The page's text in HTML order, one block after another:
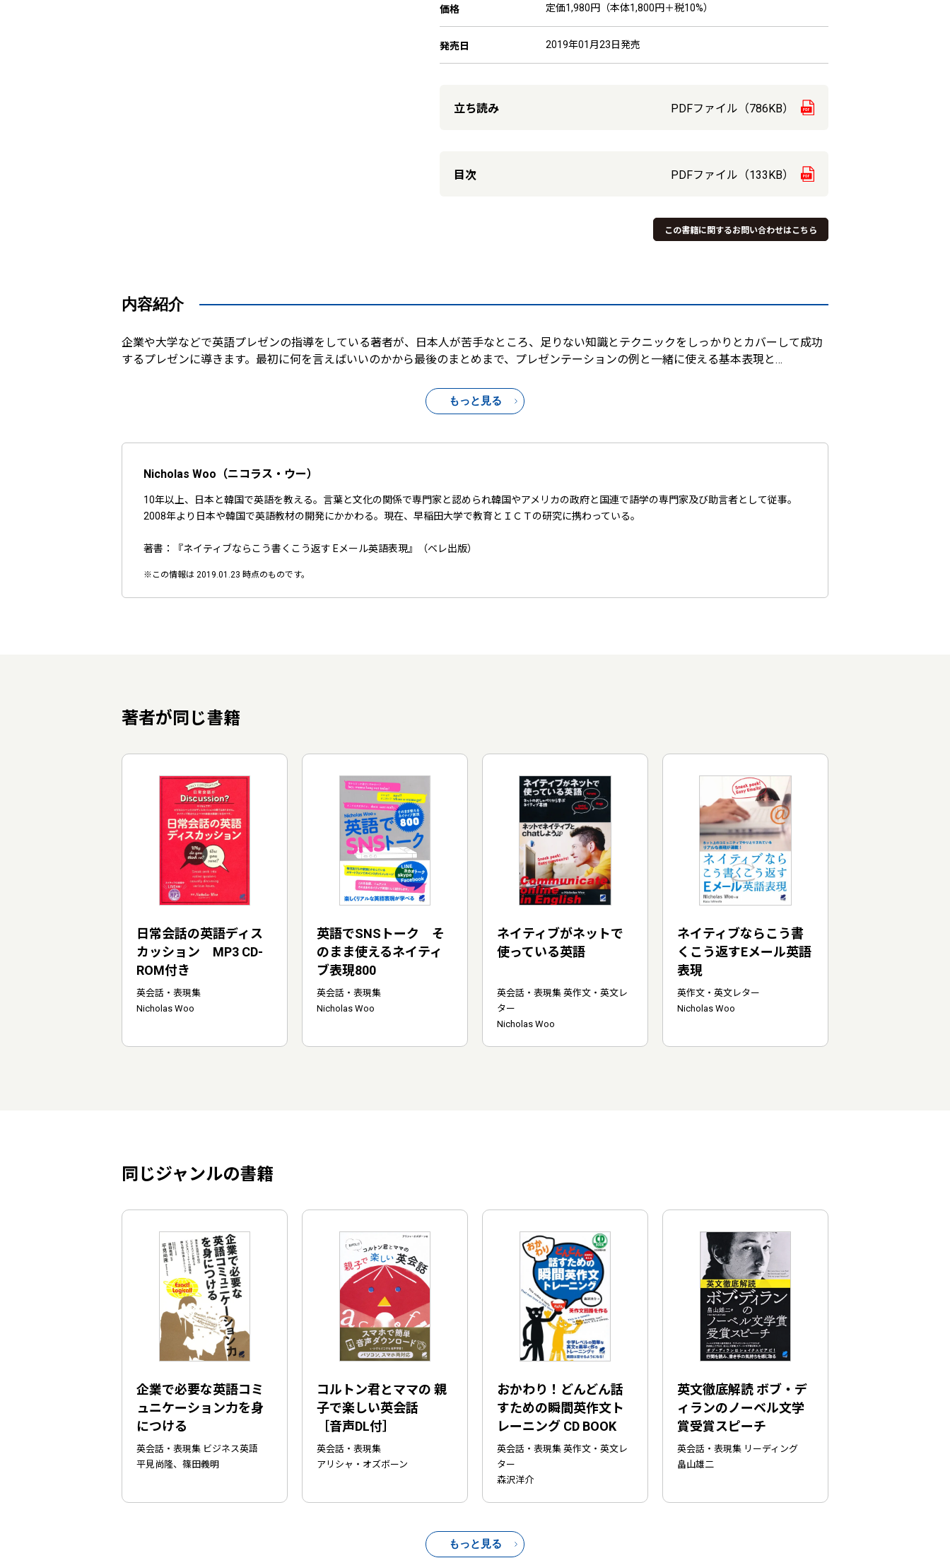
価格 定価1,980円（本体1,800円＋税10%）
発売日 2019年01月23日発売
立ち読み PDFファイル（786KB）
目次 PDFファイル（133KB）
この書籍に関するお問い合わせはこちら
内容紹介
企業や大学などで英語プレゼンの指導をしている著者が、日本人が苦手なところ、足りない知識とテクニックをしっかりとカバーして成功
するプレゼンに導きます。最初に何を言えばいいのかから最後のまとめまで、プレゼンテーションの例と一緒に使える基本表現と…
もっと見る
Nicholas Woo（ニコラス・ウー）
10年以上、日本と韓国で英語を教える。言葉と文化の関係で専門家と認められ韓国やアメリカの政府と国連で語学の専門家及び助言者として従事。
2008年より日本や韓国で英語教材の開発にかかわる。現在、早稲田大学で教育とＩＣＴの研究に携わっている。
著書：『ネイティブならこう書くこう返す Eメール英語表現』（ベレ出版）
※この情報は 2019.01.23 時点のものです。
著者が同じ書籍
日常会話の英語ディス
カッション MP3 CD-
ROM付き
英会話・表現集
Nicholas Woo
英語でSNSトーク そ
のまま使えるネイティ
ブ表現800
英会話・表現集
Nicholas Woo
ネイティブがネットで
使っている英語
英会話・表現集 英作文・英文レ
ター
Nicholas Woo
ネイティブならこう書
くこう返すEメール英語
表現
英作文・英文レター
Nicholas Woo
同じジャンルの書籍
企業で必要な英語コミ
ュニケーション力を身
につける
英会話・表現集 ビジネス英語
平見尚隆、篠田義明
コルトン君とママの 親
子で楽しい英会話
［音声DL付］
英会話・表現集
アリシャ・オズボーン
おかわり！どんどん話
すための瞬間英作文ト
レーニング CD BOOK
英会話・表現集 英作文・英文レ
ター
森沢洋介
英文徹底解読 ボブ・デ
ィランのノーベル文学
賞受賞スピーチ
英会話・表現集 リーディング
畠山雄二
もっと見る